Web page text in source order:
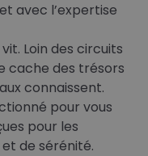
avec l’expertise
Loin des circuits
cache des trésors
connaissent.
pour vous
pour les
de sérénité.